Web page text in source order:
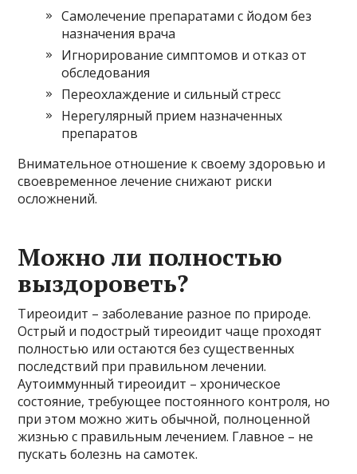
Самолечение препаратами с йодом без
назначения врача
Игнорирование симптомов и отказ от
обследования
Переохлаждение и сильный стресс
Нерегулярный прием назначенных
препаратов
Внимательное отношение к своему здоровью и
своевременное лечение снижают риски
осложнений.
Можно ли полностью
выздороветь?
Тиреоидит – заболевание разное по природе.
Острый и подострый тиреоидит чаще проходят
полностью или остаются без существенных
последствий при правильном лечении.
Аутоиммунный тиреоидит – хроническое
состояние, требующее постоянного контроля, но
при этом можно жить обычной, полноценной
жизнью с правильным лечением. Главное – не
пускать болезнь на самотек.